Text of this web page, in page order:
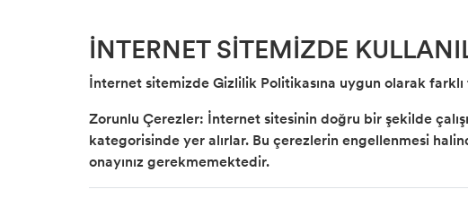
İNTERNET SİTEMİZDE
İnternet sitemizde Gizlilik Politikasına uygun olarak
Zorunlu Çerezler: İnternet sitesinin doğru bir şekilde
kategorisinde yer alırlar. Bu çerezlerin engellenmesi
onayınız gerekmemektedir.